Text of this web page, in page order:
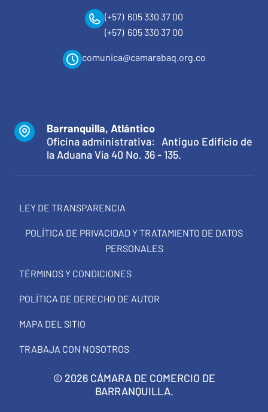
(+57) 605 330 37 00
(+57) 605 330 37 00
comunica@camarabaq.org.co
Barranquilla, Atlántico
Oficina administrativa: Antiguo Edificio de
la Aduana Vía 40 No. 36 - 135.
LEY DE TRANSPARENCIA
POLÍTICA DE PRIVACIDAD Y TRATAMIENTO DE DATOS
PERSONALES
TÉRMINOS Y CONDICIONES
POLÍTICA DE DERECHO DE AUTOR
MAPA DEL SITIO
TRABAJA CON NOSOTROS
© 2026 CÁMARA DE COMERCIO DE
BARRANQUILLA.